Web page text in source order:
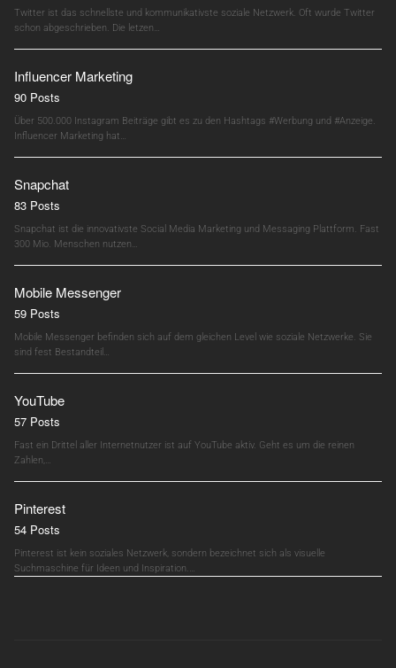
Twitter ist das schnellste und kommunikativste soziale Netzwerk. Oft wurde Twitter
schon abgeschrieben. Die letzen…
Influencer Marketing
90 Posts
Über 500.000 Instagram Beiträge gibt es zu den Hashtags #Werbung und #Anzeige.
Influencer Marketing hat…
Snapchat
83 Posts
Snapchat ist die innovativste Social Media Marketing und Messaging Plattform. Fast
300 Mio. Menschen nutzen…
Mobile Messenger
59 Posts
Mobile Messenger befinden sich auf dem gleichen Level wie soziale Netzwerke. Sie
sind fest Bestandteil…
YouTube
57 Posts
Fast ein Drittel aller Internetnutzer ist auf YouTube aktiv. Geht es um die reinen
Zahlen,…
Pinterest
54 Posts
Pinterest ist kein soziales Netzwerk, sondern bezeichnet sich als visuelle
Suchmaschine für Ideen und Inspiration.…